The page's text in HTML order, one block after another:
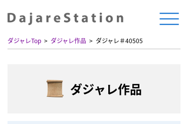
ダジャレTop ダジャレ作品 ダジャレ＃40505
ダジャレ作品